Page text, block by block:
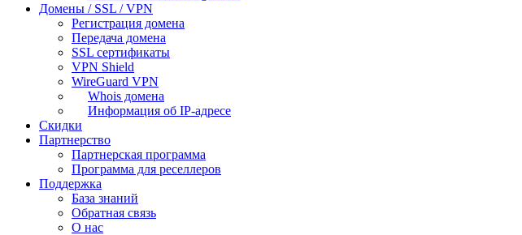
Домены / SSL / VPN
Регистрация домена
Передача домена
SSL сертификаты
VPN Shield
WireGuard VPN
Whois домена
Информация об IP-адресе
Скидки
Партнерство
Партнерская программа
Программа для реселлеров
Поддержка
База знаний
Обратная связь
О нас